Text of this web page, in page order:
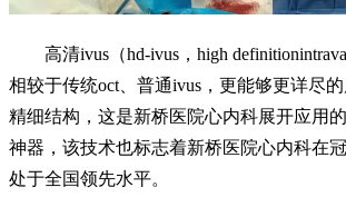
高清ivus（hd-ivus，high
相较于传统oct、普通ivus，更能够更详尽
精细结构，这是新桥医院心内科展开应用
神器，该技术也标志着新桥医院心内科在
处于全国领先水平。